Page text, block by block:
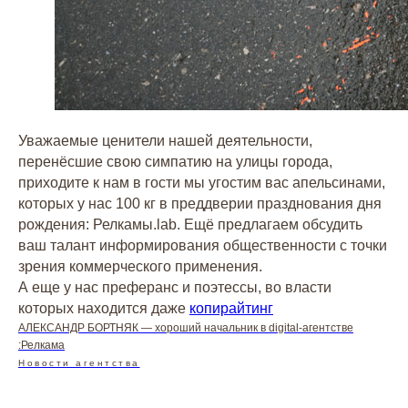
Уважаемые ценители нашей деятельности,
перенёсшие свою симпатию на улицы города,
приходите к нам в гости мы угостим вас апельсинами,
которых у нас 100 кг в преддверии празднования дня
рождения: Релкамы.lab. Ещё предлагаем обсудить
ваш талант информирования общественности с точки
зрения коммерческого применения.
А еще у нас преферанс и поэтессы, во власти
которых находится даже копирайтинг
АЛЕКСАНДР БОРТНЯК — хороший начальник в digital-агентстве
:Релкама
Новости агентствав два клика!